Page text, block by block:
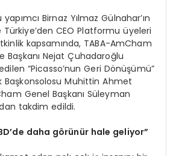
Birnaz Yılmaz Gülnahar’ın
CEO Platformu üyeleri
kapsamında, TABA-AmCham
Başkanı Nejat Çuhadaroğlu
“Picasso’nun Geri Dönüşümü”
Başkonsolosu Muhittin Ahmet
Genel Başkanı Süleyman
takdim edildi.
daha görünür hale geliyor”